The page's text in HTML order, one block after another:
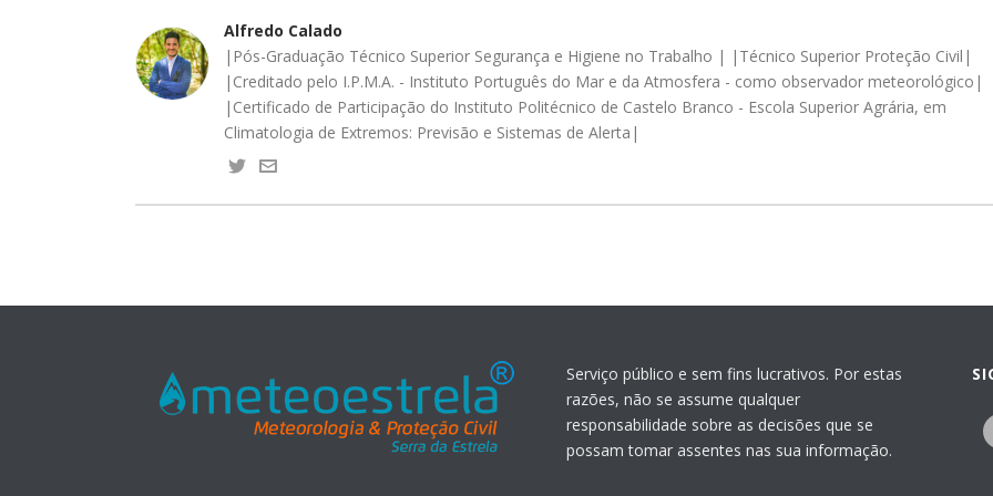
Alfredo Calado
|Pós-Graduação Técnico Superior Segurança e Higiene no Trabalho | |Técnico Superior Proteção Civil|
|Creditado pelo I.P.M.A. - Instituto Português do Mar e da Atmosfera - como observador meteorológico|
|Certificado de Participação do Instituto Politécnico de Castelo Branco - Escola Superior Agrária, em
Climatologia de Extremos: Previsão e Sistemas de Alerta|
Serviço público e sem fins lucrativos. Por estas
razões, não se assume qualquer
responsabilidade sobre as decisões que se
possam tomar assentes nas sua informação.